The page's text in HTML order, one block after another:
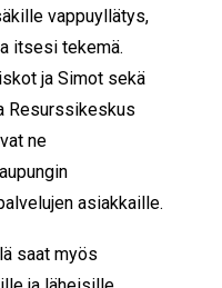
vappuyllätys,
itsesi tekemä.
ja Simot sekä
Resurssikeskus
ne
asiakkaille.
saat myös